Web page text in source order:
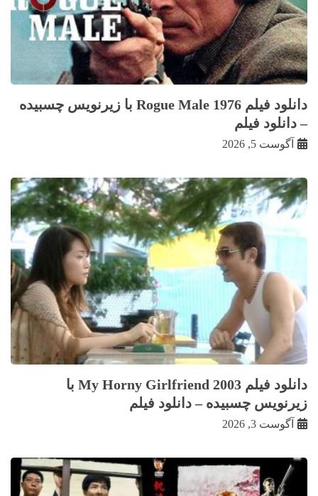
دانلود فیلم Rogue Male 1976 با زيرنويس چسبيده
– دانلود فیلم
آگوست 5, 2026
دانلود فیلم My Horny Girlfriend 2003 با
زيرنويس چسبيده – دانلود فیلم
آگوست 3, 2026